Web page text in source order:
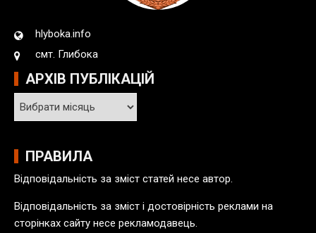
hlyboka.info
смт. Глибока
АРХІВ ПУБЛІКАЦІЙ
А
р
і
п
у
б
ПРАВИЛА
Відповідальність за зміст статей несе автор.
Відповідальність за зміст і достовірність реклами на
сторінках сайту несе рекламодавець.